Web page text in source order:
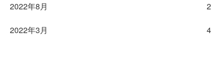
2022年8月 2
2022年3月 4